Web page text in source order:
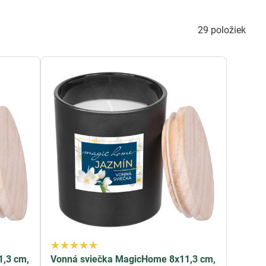
horenie a intenzívnu, no príjemnú vôňu. Sú
na oázu pokoja a pohody.
29 položiek
cm,
Vonná sviečka MagicHome 8x11,3 cm,